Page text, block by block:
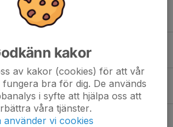
Grant
kakor
av kakor (cookies) för att vår
bra för dig. De används
i syfte att hjälpa oss att
våra tjänster.
använder vi cookies